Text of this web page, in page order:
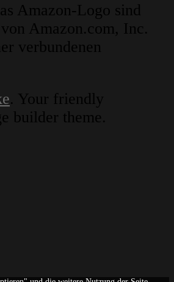
Amazon-Logo sind
Amazon.com, Inc.
verbundenen
. Your friendly
builder theme.